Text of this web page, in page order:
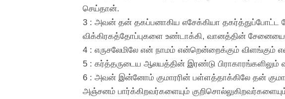
செய்தான்.
3 : அவன் தன் தகப்பனாகிய எசேக்கியா தகர்த்துப்போட்ட
விக்கிரகத்தோப்புகளை உண்டாக்கி, வானத்தின்
4 : எருசலேமிலே என் நாமம் என்றென்றைக்கும்
5 : கர்த்தருடைய ஆலயத்தின் இரண்டு
6 : அவன் இன்னோம் குமாரரின் பள்ளத்தாக்கிலே தன்
அஞ்சனம் பார்க்கிறவர்களையும்